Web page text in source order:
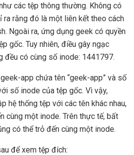
các tệp thông thường. Không có
ra rằng đó là một liên kết theo cách
Ngoài ra, ứng dụng geek có quyền
gốc. Tuy nhiên, điều gây ngạc
đều có cùng số inode: 1441797.
app chứa tên “geek-app” và số
số inode của tệp gốc. Vì vậy,
hệ thống tệp với các tên khác nhau,
cùng một inode. Trên thực tế, bất
có thể trỏ đến cùng một inode.
để xem tệp đích: